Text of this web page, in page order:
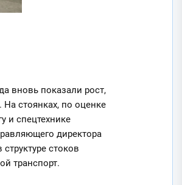
вновь показали рост,
стоянках, по оценке
и спецтехнике
директора
стоков
транспорт.